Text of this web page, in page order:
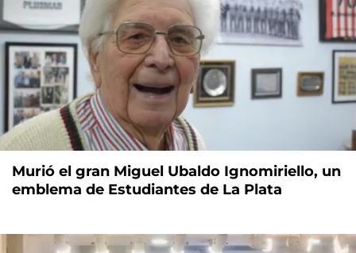
Murió el gran Miguel Ubaldo Ignomiriello, un
emblema de Estudiantes de La Plata